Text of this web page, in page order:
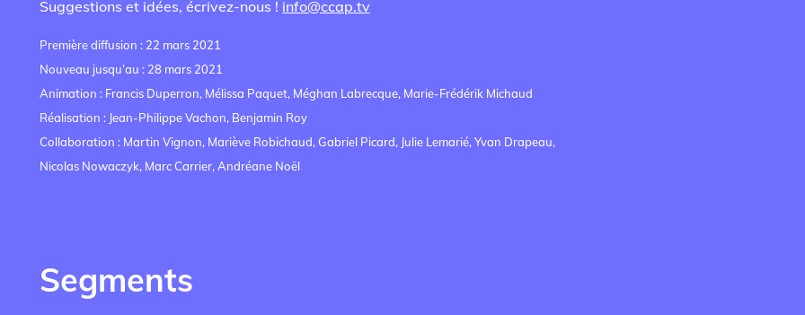
Suggestions et idées, écrivez-nous ! info@ccap.tv
Première diffusion : 22 mars 2021
Nouveau jusqu’au : 28 mars 2021
Animation : Francis Duperron, Mélissa Paquet, Méghan Labrecque, Marie-Frédérik Michaud
Réalisation : Jean-Philippe Vachon, Benjamin Roy
Collaboration : Martin Vignon, Mariève Robichaud, Gabriel Picard, Julie Lemarié, Yvan Drapeau,
Nicolas Nowaczyk, Marc Carrier, Andréane Noël
Segments